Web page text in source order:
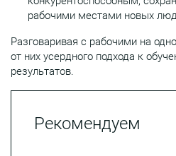
рабочими местами новых
Разговаривая с рабочими на
от них усердного подхода к
результатов.
Рекомендуем